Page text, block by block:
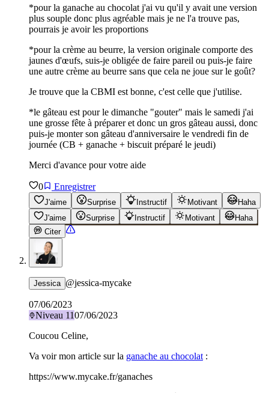
*pour la ganache au chocolat j'ai vu qu'il y avait une version
plus souple donc plus agréable mais je ne l'a trouve pas,
pourrais je avoir les proportions
*pour la crème au beurre, la version originale comporte des
jaunes d'œufs, suis-je obligée de faire pareil ou puis-je faire
une autre crème au beurre sans que cela ne joue sur le goût?
Je trouve que la CBMI est bonne, c'est celle que j'utilise.
*le gâteau est pour le dimanche "gouter" mais le samedi j'ai
une grosse fête à préparer et donc un gros gâteau aussi, donc
puis-je monter son gâteau d'anniversaire le vendredi fin de
journée (CB + ganache + biscuit préparé le jeudi)
Merci d'avance pour votre aide
0 Enregistrer
J'aime Surprise Instructif Motivant
Haha
J'aime
Surprise Instructif Motivant
Haha
Citer
Jessica @jessica-mycake
07/06/2023
Niveau 1107/06/2023
Coucou Celine,
Va voir mon article sur la ganache au chocolat :
https://www.mycake.fr/ganaches